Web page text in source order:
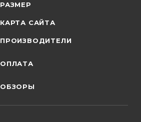
РАЗМЕР
КАРТА САЙТА
ПРОИЗВОДИТЕЛИ
ОПЛАТА
ОБЗОРЫ